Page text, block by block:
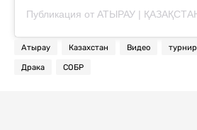
Атырау Казахстан Видео турнир
Драка СОБР